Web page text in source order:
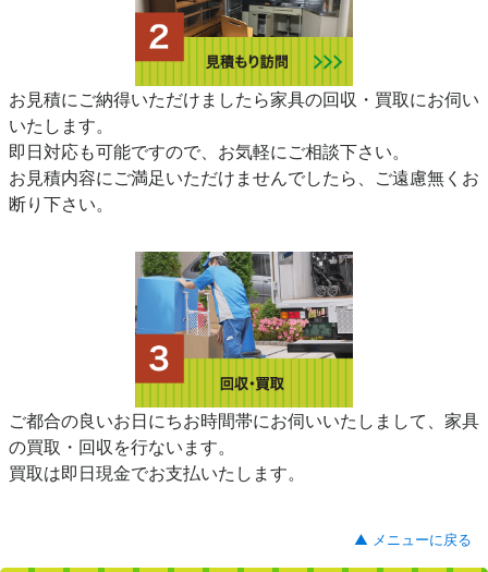
お見積にご納得いただけましたら家具の回収・買取にお伺い
いたします。
即日対応も可能ですので、お気軽にご相談下さい。
お見積内容にご満足いただけませんでしたら、ご遠慮無くお
断り下さい。
ご都合の良いお日にちお時間帯にお伺いいたしまして、家具
の買取・回収を行ないます。
買取は即日現金でお支払いたします。
▲ メニューに戻る